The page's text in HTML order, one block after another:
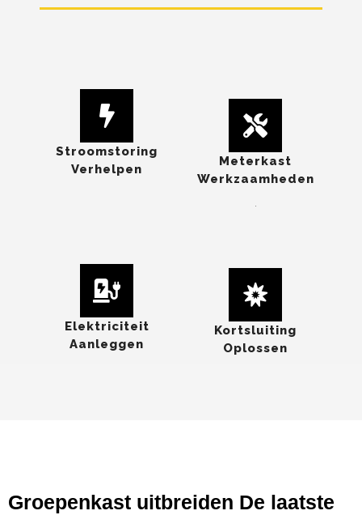
Stroomstoring
Verhelpen
Meterkast
Werkzaamheden
Elektriciteit
Aanleggen
Kortsluiting
Oplossen
Groepenkast uitbreiden De laatste